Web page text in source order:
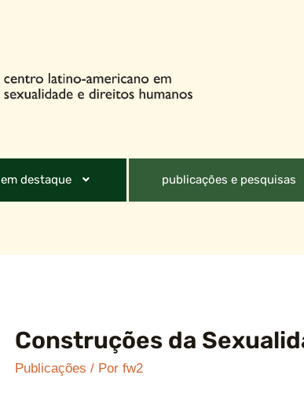
em destaque publicações e pesquisas
Construções da
Publicações / Porfw2